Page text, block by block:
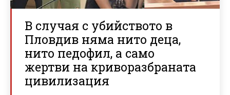
В случая с убийството в
Пловдив няма нито деца,
нито педофил, а само
жертви на криворазбраната
цивилизация